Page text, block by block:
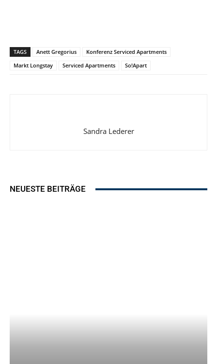
TAGS Anett Gregorius
Konferenz Serviced Apartments
Markt Longstay
Serviced Apartments So!Apart
Sandra Lederer
NEUESTE BEITRÄGE